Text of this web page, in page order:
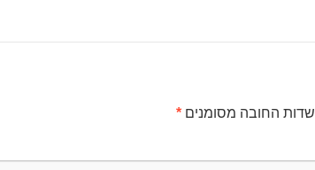
שדות החובה מסומנים *